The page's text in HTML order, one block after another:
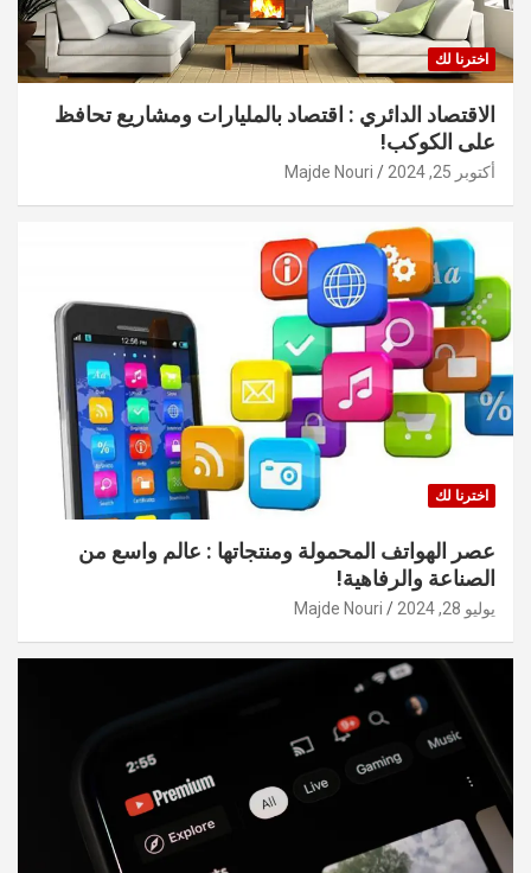
اخترنا لك
الاقتصاد الدائري : اقتصاد بالمليارات ومشاريع تحافظ
على الكوكب!
أكتوبر 25, 2024 Majde Nouri
اخترنا لك
عصر الهواتف المحمولة ومنتجاتها : عالم واسع من
الصناعة والرفاهية!
يوليو 28, 2024 Majde Nouri